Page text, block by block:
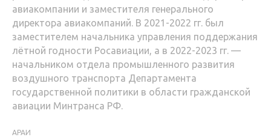
авиакомпании и заместителя генерального
директора авиакомпаний. В 2021-2022 гг. был
заместителем начальника управления поддержания
лётной годности Росавиации, а в 2022-2023 гг. —
начальником отдела промышленного развития
воздушного транспорта Департамента
государственной политики в области гражданской
авиации Минтранса РФ.
АРАИ